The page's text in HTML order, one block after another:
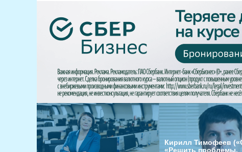
Кирилл Тимофеев
«Решить проблемы,